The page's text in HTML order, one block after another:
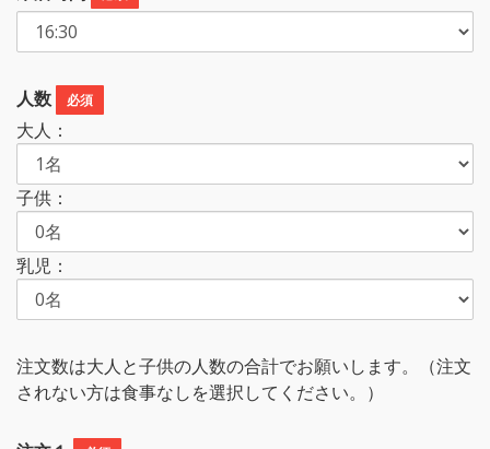
人数 必須
大人：
子供：
乳児：
注文数は大人と子供の人数の合計でお願いします。（注文
されない方は食事なしを選択してください。）